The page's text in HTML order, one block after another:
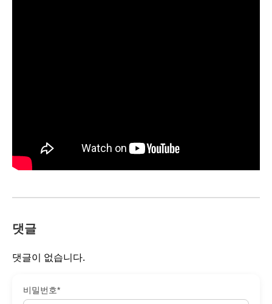
댓글
댓글이 없습니다.
비밀번호*